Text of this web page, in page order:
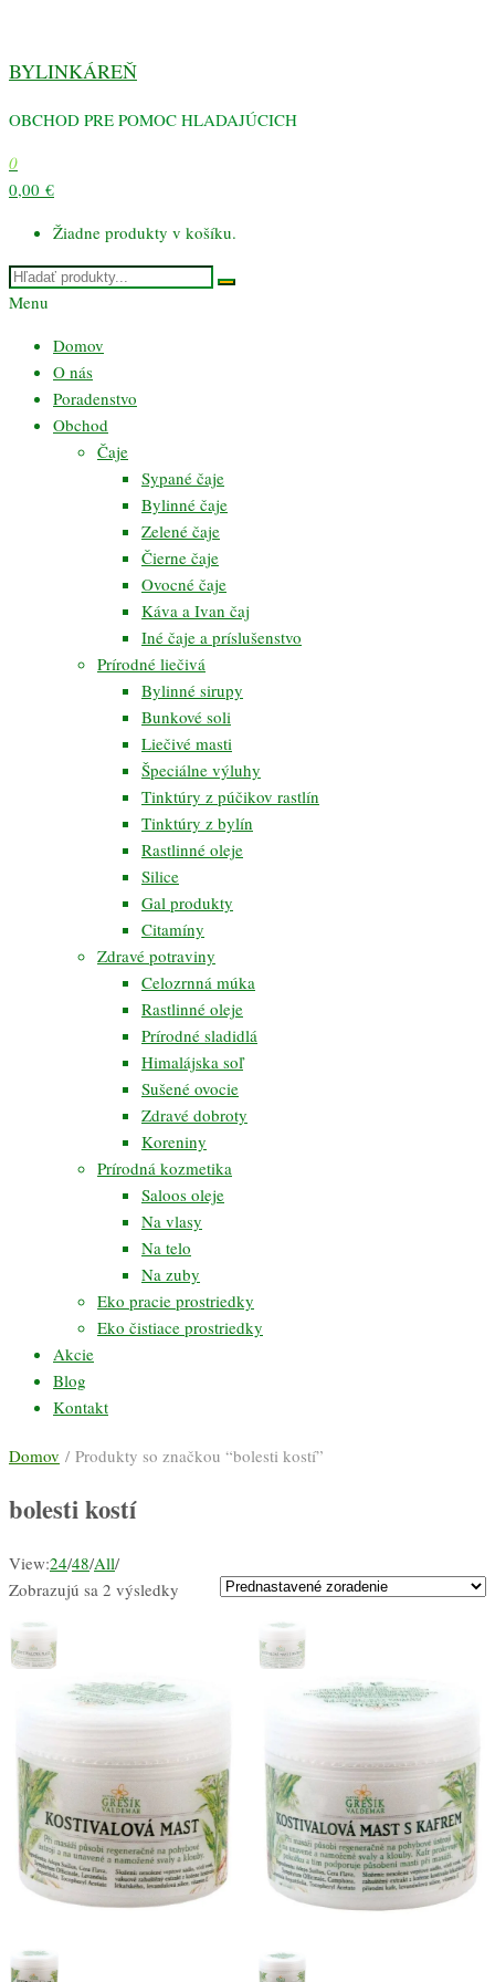
obsah
BYLINKÁREŇ
OBCHOD PRE POMOC HLADAJÚCICH
0
0,00 €
Žiadne produkty v košíku.
Menu
Domov
O nás
Poradenstvo
Obchod
Čaje
Sypané čaje
Bylinné čaje
Zelené čaje
Čierne čaje
Ovocné čaje
Káva a Ivan čaj
Iné čaje a príslušenstvo
Prírodné liečivá
Bylinné sirupy
Bunkové soli
Liečivé masti
Špeciálne výluhy
Tinktúry z púčikov rastlín
Tinktúry z bylín
Rastlinné oleje
Silice
Gal produkty
Citamíny
Zdravé potraviny
Celozrnná múka
Rastlinné oleje
Prírodné sladidlá
Himalájska soľ
Sušené ovocie
Zdravé dobroty
Koreniny
Prírodná kozmetika
Saloos oleje
Na vlasy
Na telo
Na zuby
Eko pracie prostriedky
Eko čistiace prostriedky
Akcie
Blog
Kontakt
Domov / Produkty so značkou “bolesti kostí”
bolesti kostí
View:24/48/All/
Zobrazujú sa 2 výsledky